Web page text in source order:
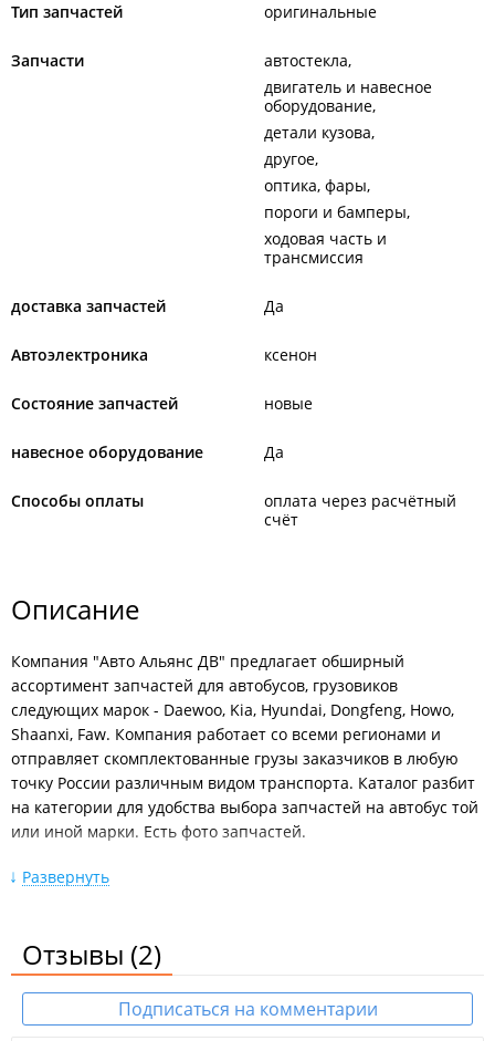
Тип запчастей оригинальные
Запчасти
автостекла
двигатель и навесное
оборудование
детали кузова
другое
оптика, фары
пороги и бамперы
ходовая часть и
трансмиссия
доставка запчастей Да
Автоэлектроника ксенон
Состояние запчастей новые
навесное оборудование Да
Способы оплаты
оплата через расчётный
счёт
Описание
Компания "Авто Альянс ДВ" предлагает обширный
ассортимент запчастей для автобусов, грузовиков
следующих марок - Daewoo, Kia, Hyundai, Dongfeng, Howo,
Shaanxi, Faw. Компания работает со всеми регионами и
отправляет скомплектованные грузы заказчиков в любую
точку России различным видом транспорта. Каталог разбит
на категории для удобства выбора запчастей на автобус той
или иной марки. Есть фото запчастей.
Политика компании "Авто Альянс ДВ" ориентирована на то,
чтобы наиболее полно удовлетворить
Среди товарных групп запчастей представлены:
Выхлопная система;
ДВС;
Развернуть
Отзывы (2)
Подписаться на комментарии